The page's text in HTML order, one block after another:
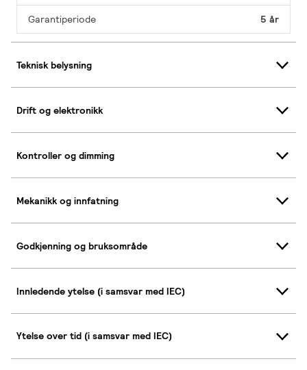
Garantiperiode 5 år
Teknisk belysning
Drift og elektronikk
Kontroller og dimming
Mekanikk og innfatning
Godkjenning og bruksområde
Innledende ytelse (i samsvar med IEC)
Ytelse over tid (i samsvar med IEC)